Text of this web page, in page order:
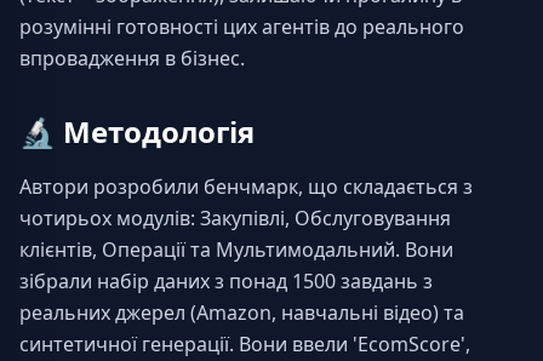
розумінні готовності цих агентів до реального
впровадження в бізнес.
🔬 Методологія
Автори розробили бенчмарк, що складається з
чотирьох модулів: Закупівлі, Обслуговування
клієнтів, Операції та Мультимодальний. Вони
зібрали набір даних з понад 1500 завдань з
реальних джерел (Amazon, навчальні відео) та
синтетичної генерації. Вони ввели 'EcomScore',